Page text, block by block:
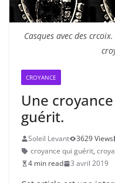
Casques avec des
CROYANCE
Une
guérit.
Soleil Levant 3629 Views
croyance qui guérit,
4 min read
3 avril 2019